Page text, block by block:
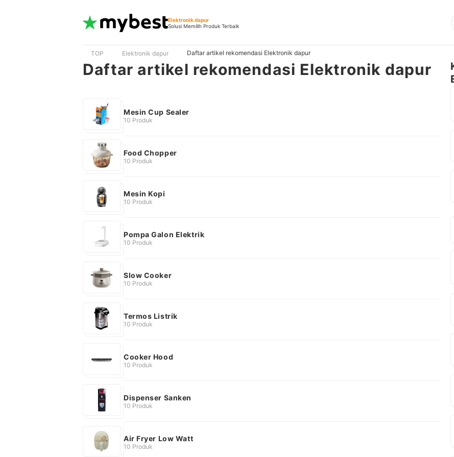
Elektronik dapur
Solusi Memilih Produk Terbaik
TOP Elektronik dapur Daftar artikel rekomendasi Elektronik dapur
Daftar artikel rekomendasi Elektronik dapur
Mesin Cup Sealer
10 Produk
Food Chopper
10 Produk
Mesin Kopi
10 Produk
Pompa Galon Elektrik
10 Produk
Slow Cooker
10 Produk
Termos Listrik
10 Produk
Cooker Hood
10 Produk
Dispenser Sanken
10 Produk
Air Fryer Low Watt
10 Produk